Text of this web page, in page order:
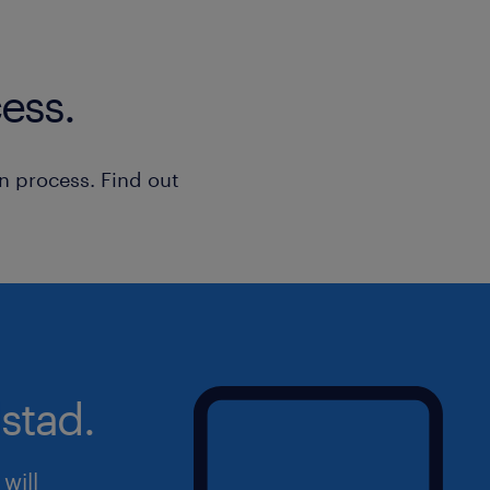
cunoștințe mecanice și
complexe sub presiune și spirit de
● Atitudine: Adaptabilitate,
rezultate durabile.
Aplică acum! Echipa noastră te va
process. Find out
will